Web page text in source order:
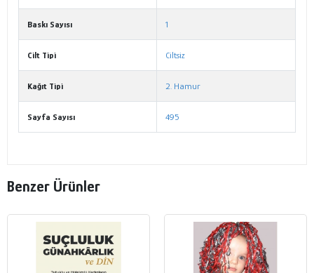
Baskı Sayısı 1
Cilt Tipi Ciltsiz
Kağıt Tipi 2. Hamur
Sayfa Sayısı 495
Benzer Ürünler